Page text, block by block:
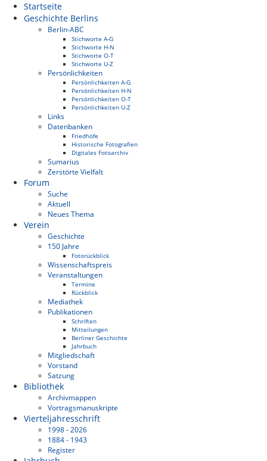
Startseite
Geschichte Berlins
Berlin-ABC
Stichworte A-G
Stichworte H-N
Stichworte O-T
Stichworte U-Z
Persönlichkeiten
Persönlichkeiten A-G
Persönlichkeiten H-N
Persönlichkeiten O-T
Persönlichkeiten U-Z
Links
Datenbanken
Friedhöfe
Historische Fotografien
Digitales Fotoarchiv
Sumarius
Zerstörte Vielfalt
Forum
Suche
Aktuell
Neues Thema
Verein
Geschichte
150 Jahre
Fotorückblick
Wissenschaftspreis
Veranstaltungen
Termine
Rückblick
Mediathek
Publikationen
Schriften
Mitteilungen
Berliner Geschichte
Jahrbuch
Mitgliedschaft
Vorstand
Satzung
Bibliothek
Archivmappen
Vortragsmanuskripte
Vierteljahresschrift
1998 - 2026
1884 - 1943
Register